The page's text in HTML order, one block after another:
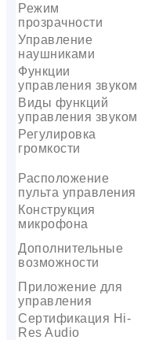
Режим
прозрачности
Управление
наушниками
Функции
управления звуком
Виды функций
управления звуком
Регулировка
громкости
Расположение
пульта управления
Конструкция
микрофона
Дополнительные
возможности
Приложение для
управления
Сертификация Hi-
Res Audio